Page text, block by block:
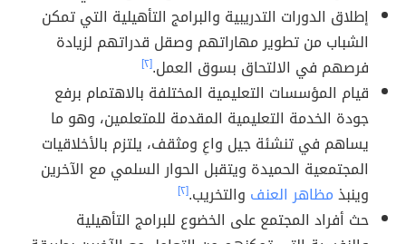
إطلاق الدورات التدريبية والبرامج التأهيلية التي تمكن
الشباب من تطوير مهاراتهم وصقل قدراتهم لزيادة
فرصهم في الالتحاق بسوق العمل.[٢]
قيام المؤسسات التعليمية المختلفة بالاهتمام برفع
جودة الخدمة التعليمية المقدمة للمتعلمين، وهو ما
يساهم في تنشئة جيل واعٍ ومثقف، يلتزم بالأخلاقيات
المجتمعية الحميدة ويتقبل الحوار السلمي مع الآخرين
وينبذمظاهر العنف والتخريب.[٢]
حث أفراد المجتمع على الخضوع للبرامج التأهيلية